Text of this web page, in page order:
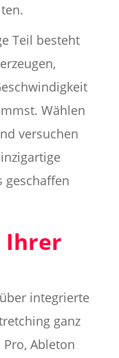
Teil besteht
Wählen
versuchen
geschaffen
Ihrer
integrierte
ganz
Pro, Ableton